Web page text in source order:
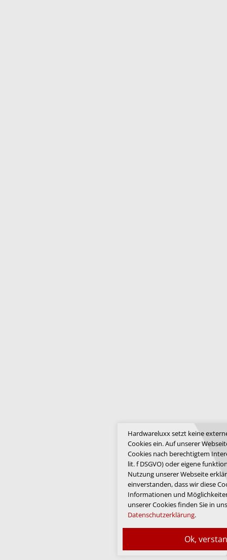
Ok,
Hardwareluxx setzt keine
Cookies ein. Auf unserer
Cookies nach berechtigtem
lit. f DSGVO) oder eigene
Nutzung unserer Webseite
einverstanden, dass wir diese
Informationen und
unserer Cookies finden Sie in
Datenschutzerklärung.